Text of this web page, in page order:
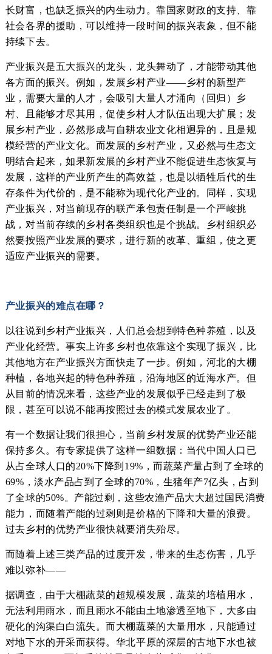
长财富，也缺乏振兴的内生动力。靠国家财政的支持、靠
社会各界的援助，可以维持一段时间的振兴表象，但不能
持续下去。
产业振兴是五大振兴的龙头，龙头舞动了，才能带动其他
各方面的振兴。例如，发展乡村产业——乡村的新型产
业，需要大量的人才，会吸引大量人才涌向（回归）乡
村、且能够才尽其用，促使乡村人才队伍出现大扩展；发
展乡村产业，必然形成与自耕农业文化相迥异的，且是规
模经营的产业文化。而发展的乡村产业，又必然与生态文
明结合起来，如果新发展的乡村产业不能促进生态恢复与
发展，这样的产业所产生的高效益，也是以牺牲后代的生
存条件为代价的，是不能称为现代化产业的。同样，实现
产业振兴，对当前现存的联产承包责任制是一个严峻挑
战，对当前存续的乡村各类组织也是个挑战。乡村组织必
然要按照产业发展的要求，进行新的改革、重组，使之更
适应产业振兴的需要。
产业振兴的难点在哪？
以往说到乡村产业振兴，人们总会想到特色种养殖，以及
产业化经营。事实上许多乡村也依靠这个实现了振兴，比
其他地方在产业振兴方面快走了一步。例如，河北的大棚
种植，各地兴起的特色种养殖，沿海地区的近海水产。但
从目前的情况来看，这些产业的发展似乎已经走到了极
限，甚至可以说不能再按照过去的模式发展农业了。
有一个数据让我们很担心，当前乡村发展的优势产业还能
保持多久。有专家提供了这样一组数据：当代中国人口已
从占全球人口的20%下降到19%，而蔬菜产量占到了全球的
69%，淡水产品占到了全球的70%，生猪年产7亿头，占到
了全球的50%。产能过剩，这些农渔产品大大超过国民消费
能力，而随着产能的过剩则是价格的下降和大量的浪费。
过去乡村的优势产业很快就要消失殆尽。
而随着上述三类产品的过度开发，带来的生态伤害，几乎
难以弥补——
据调查，由于大棚蔬菜的超规模发展，蔬菜的培植用水，
无法利用雨水，而且雨水不能由土地渗透至地下，大多由
硬化的沟渠白白流失。而大棚蔬菜的大量用水，只能通过
对地下水的开采而获得。华北平原的深层的古地下水也被